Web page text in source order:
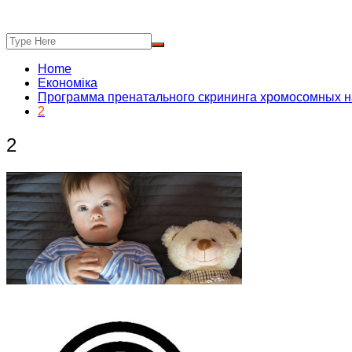
Home
Економіка
Программа пренатального скрининга хромосомных
2
2